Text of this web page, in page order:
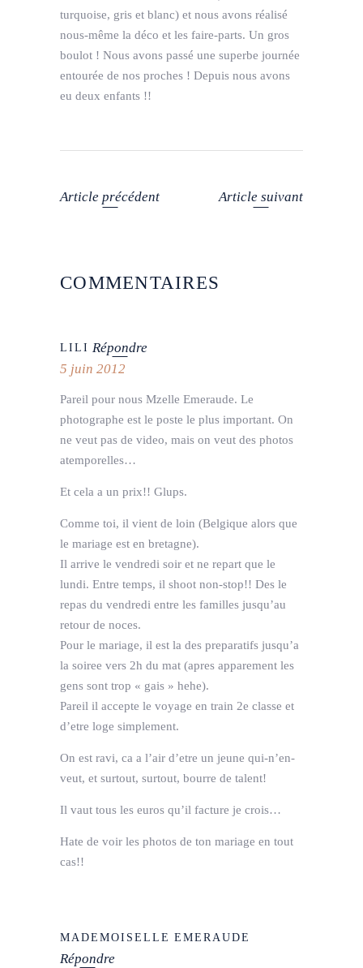
turquoise, gris et blanc) et nous avons réalisé
nous-même la déco et les faire-parts. Un gros
boulot ! Nous avons passé une superbe journée
entourée de nos proches ! Depuis nous avons
eu deux enfants !!
Article précédent Article suivant
COMMENTAIRES
LILI Répondre
5 juin 2012
Pareil pour nous Mzelle Emeraude. Le
photographe est le poste le plus important. On
ne veut pas de video, mais on veut des photos
atemporelles…
Et cela a un prix!! Glups.
Comme toi, il vient de loin (Belgique alors que
le mariage est en bretagne).
Il arrive le vendredi soir et ne repart que le
lundi. Entre temps, il shoot non-stop!! Des le
repas du vendredi entre les familles jusqu’au
retour de noces.
Pour le mariage, il est la des preparatifs jusqu’a
la soiree vers 2h du mat (apres apparement les
gens sont trop « gais » hehe).
Pareil il accepte le voyage en train 2e classe et
d’etre loge simplement.
On est ravi, ca a l’air d’etre un jeune qui-n’en-
veut, et surtout, surtout, bourre de talent!
Il vaut tous les euros qu’il facture je crois…
Hate de voir les photos de ton mariage en tout
cas!!
MADEMOISELLE EMERAUDE
Répondre